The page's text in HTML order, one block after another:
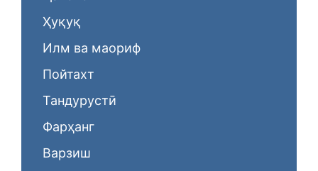
Ҳуқуқ
Илм ва маориф
Пойтахт
Тандурустӣ
Фарҳанг
Варзиш